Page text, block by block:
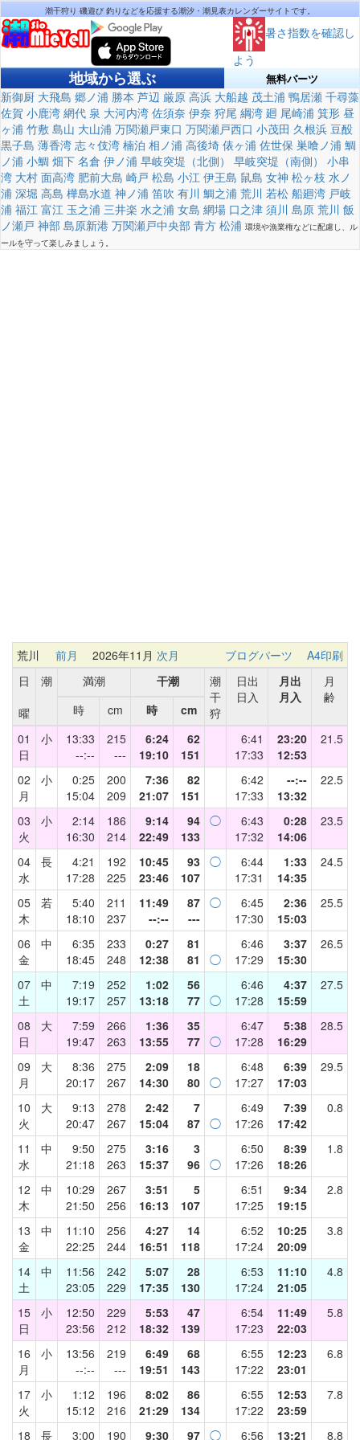
潮干狩り 磯遊び 釣りなどを応援する潮汐・潮見表カレンダーサイトです。
暑さ指数を確認し
よう
地域から選ぶ 無料パーツ
新御厨 大飛島 郷ノ浦 勝本 芦辺 厳原 高浜 大船越 茂土浦 鴨居瀬 千尋藻
佐賀 小鹿湾 網代 泉 大河内湾 佐須奈 伊奈 狩尾 綱湾 廻 尾崎浦 箕形 昼
ヶ浦 竹敷 島山 大山浦 万関瀬戸東口 万関瀬戸西口 小茂田 久根浜 豆酘
黒子島 薄香湾 志々伎湾 楠泊 相ノ浦 高後埼 俵ヶ浦 佐世保 巣喰ノ浦 鯛
ノ浦 小鯛 畑下 名倉 伊ノ浦 早岐突堤（北側） 早岐突堤（南側）
小串
湾 大村 面高湾 肥前大島 崎戸 松島 小江 伊王島 鼠島 女神 松ヶ枝 水ノ
浦 深堀 高島 樺島水道 神ノ浦 笛吹 有川 鯛之浦 荒川 若松 船廻湾 戸岐
浦 福江 富江 玉之浦 三井楽 水之浦 女島 網場 口之津 須川 島原 荒川 飯
ノ瀬戸 神部 島原新港 万関瀬戸中央部 青方 松浦 環境や漁業権などに配慮し、ル
ールを守って楽しみましょう。
荒川 前月 2026年11月 次月 ブログパーツ
A4印刷
日
曜
潮 満潮 干潮
潮
干
狩
日出
日入
月出
月入
月
齢
時
cm 時
cm
01
日
小
13:33
--:--
215
---
6:24
19:10
62
151
6:41
17:33
23:20
12:53
21.5
02
月
小
0:25
15:04
200
209
7:36
21:07
82
151
6:42
17:33
--:--
13:32
22.5
03
火
小
2:14
16:30
186
214
9:14
22:49
94
133
◯
6:43
17:32
0:28
14:06
23.5
04
水
長
4:21
17:28
192
225
10:45
23:46
93
107
◯
6:44
17:31
1:33
14:35
24.5
05
木
若
5:40
18:10
211
237
11:49
--:--
87
---
◯
6:45
17:30
2:36
15:03
25.5
06
金
中
6:35
18:45
233
248
0:27
12:38
81
81
◯
6:46
17:29
3:37
15:30
26.5
07
土
中
7:19
19:17
252
257
1:02
13:18
56
77 ◯
6:46
17:28
4:37
15:59
27.5
08
日
大
7:59
19:47
266
263
1:36
13:55
35
77 ◯
6:47
17:28
5:38
16:29
28.5
09
月
大
8:36
20:17
275
267
2:09
14:30
18
80 ◯
6:48
17:27
6:39
17:03
29.5
10
火
大
9:13
20:47
278
267
2:42
15:04
7
87 ◯
6:49
17:26
7:39
17:42
0.8
11
水
中
9:50
21:18
275
263
3:16
15:37
3
96 ◯
6:50
17:26
8:39
18:26
1.8
12
木
中
10:29
21:50
267
256
3:51
16:13
5
107
6:51
17:25
9:34
19:15
2.8
13
金
中
11:10
22:25
256
244
4:27
16:51
14
118
6:52
17:24
10:25
20:09
3.8
14
土
中
11:56
23:05
242
229
5:07
17:35
28
130
6:53
17:24
11:10
21:05
4.8
15
日
小
12:50
23:56
229
212
5:53
18:32
47
139
6:54
17:23
11:49
22:03
5.8
16
月
小
13:56
--:--
219
---
6:49
19:51
68
143
6:55
17:22
12:23
23:01
6.8
17
火
小
1:12
15:12
196
216
8:02
21:29
86
134
6:55
17:22
12:53
23:59
7.8
18 長 3:00 190 9:30 97 ◯ 6:56 13:21 8.8